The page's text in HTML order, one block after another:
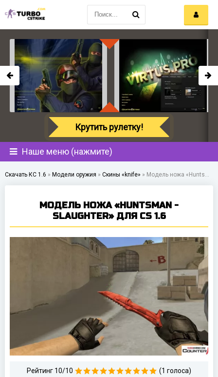
Наше меню (нажмите)
Скачать КС 1.6 » Модели оружия » Скины «knife» » Модель ножа «Huntsman - Slaughter» для CS 1.6
МОДЕЛЬ НОЖА «HUNTSMAN -
SLAUGHTER» ДЛЯ CS 1.6
Рейтинг 10/10 (1 голоса)
Крутить рулетку!